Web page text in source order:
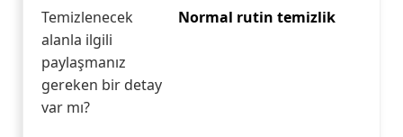
Temizlenecek
alanla ilgili
paylaşmanız
gereken bir detay
var mı?
Normal rutin temizlik